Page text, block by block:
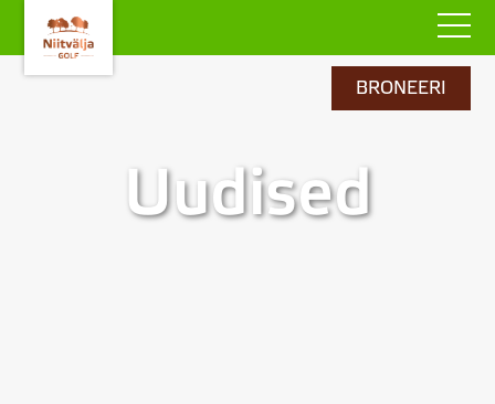
BRONEERI
Uudised